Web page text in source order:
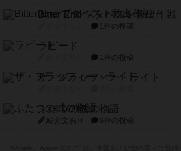
Bitter End ブタペスト救出作戦
1件の投稿
ラピード
1件の投稿
ザ・フラッフィー・ライト
ふたつの城の物語
紹介文あり 6件の投稿